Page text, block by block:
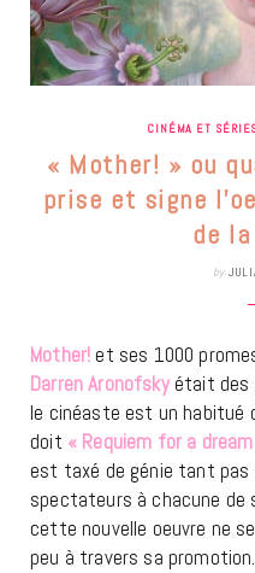
CINÉMA ET
« Mother! » ou
prise et signe
de
by
Mother! et ses 1000
Darren Aronofsky était des
le cinéaste est un habitué
doit « Requiem for a
est taxé de génie tant pas
spectateurs à chacune de
cette nouvelle oeuvre ne
peu à travers sa promotion.